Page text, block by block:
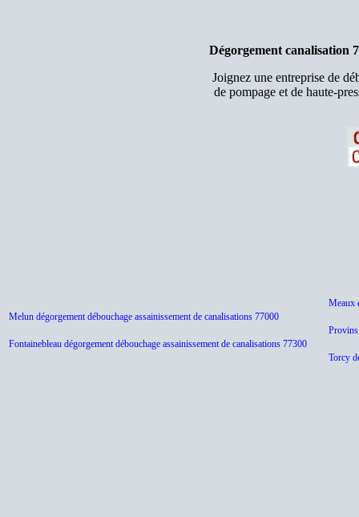
Dégorgement canalisation
Joignez une entreprise de
de pompage et de haute-
Melun dégorgement débouchage assainissement de canalisations 77000
Fontainebleau dégorgement débouchage assainissement de canalisations 77300
Meaux
Provins
Torcy